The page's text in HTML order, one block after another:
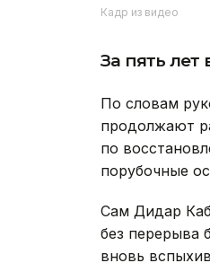
Кадр из видео
За пять лет
По словам
продолжают
по
порубочные
Сам Дидар
без перерыва
вновь